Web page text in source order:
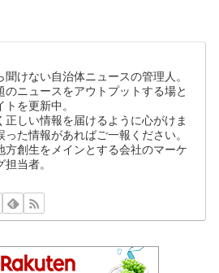
聞けない自治体ニュースの管理人。
のニュースをアウトプットする場と
トを更新中。
正しい情報を届けるように心がけま
った情報があればご一報ください。
方創生をメインとする会社のマーケ
担当者。